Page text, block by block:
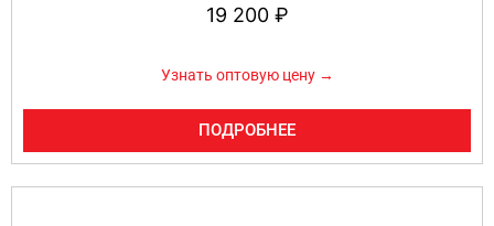
19 200 ₽
Узнать оптовую цену →
ПОДРОБНЕЕ